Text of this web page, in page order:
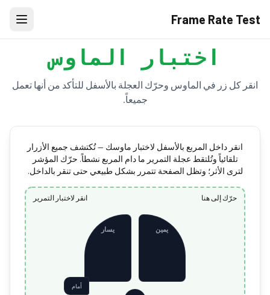
Frame Rate Test
اختبار الماوس
انقر كل زر في الماوس وحرّك العجلة بالأسفل للتأكد من أنها تعمل
جميعاً.
انقر داخل المربع بالأسفل لاختبار ماوسك — تُكتشف جميع الأزرار
تلقائياً وتُلتقط عجلة التمرير ما دام المربع نشطاً. حرّك المؤشر
لترى الأثر؛ وتظل الصفحة تتمرر بشكل طبيعي حتى تنقر بالداخل.
انقر لاختبار التمرير حرّك إلى هنا
يسار يمين
أمام